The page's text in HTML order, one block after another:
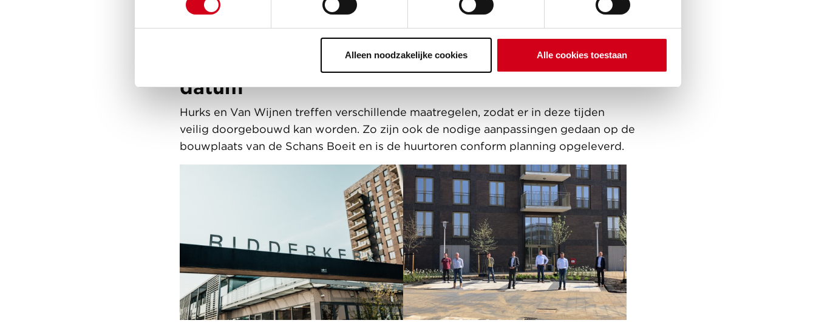
Alleen noodzakelijke cookies Alle cookies toestaan
start van de bouw waren alle koopappartementen verkocht. Ook voor de
Ondanks corona oplevering op geplande
datum
Hurks en Van Wijnen treffen verschillende maatregelen, zodat er in deze tijden
veilig doorgebouwd kan worden. Zo zijn ook de nodige aanpassingen gedaan op de
bouwplaats van de Schans Boeit en is de huurtoren conform planning opgeleverd.